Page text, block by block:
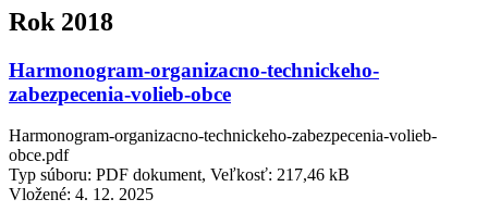
Rok 2018
Harmonogram-organizacno-technickeho-
zabezpecenia-volieb-obce
Harmonogram-organizacno-technickeho-zabezpecenia-volieb-
obce.pdf
Typ súboru: PDF dokument, Veľkosť: 217,46 kB
Vložené: 4. 12. 2025